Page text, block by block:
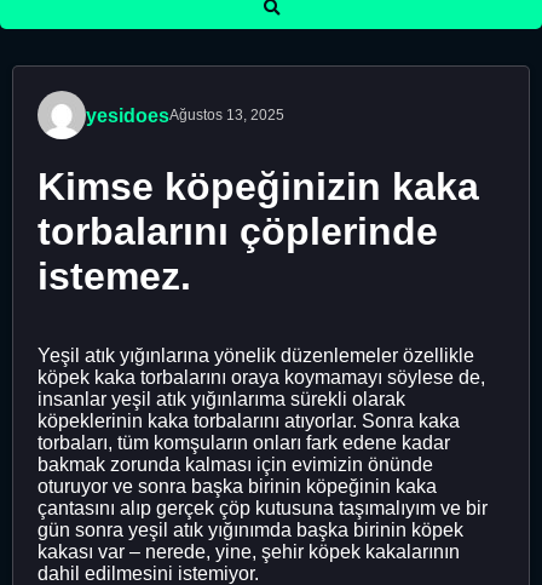
yesidoesAğustos 13, 2025
Kimse köpeğinizin kaka
torbalarını çöplerinde
istemez.
Yeşil atık yığınlarına yönelik düzenlemeler özellikle
köpek kaka torbalarını oraya koymamayı söylese de,
insanlar yeşil atık yığınlarıma sürekli olarak
köpeklerinin kaka torbalarını atıyorlar. Sonra kaka
torbaları, tüm komşuların onları fark edene kadar
bakmak zorunda kalması için evimizin önünde
oturuyor ve sonra başka birinin köpeğinin kaka
çantasını alıp gerçek çöp kutusuna taşımalıyım ve bir
gün sonra yeşil atık yığınımda başka birinin köpek
kakası var – nerede, yine, şehir köpek kakalarının
dahil edilmesini istemiyor.